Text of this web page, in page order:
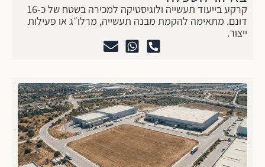
קרקע בייעוד תעשייה ולוגיסטיקה למכירה בשטח של כ-16
דונם. מתאימה להקמת מבנה תעשייה, מרלו״ג או פעילות
ייצור.